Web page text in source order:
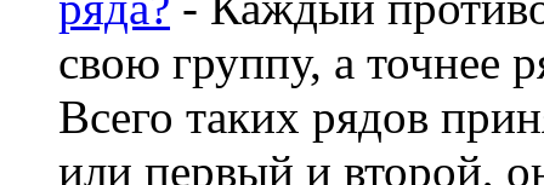
свою группу, а точнее
Всего таких рядов
или первый и второй,